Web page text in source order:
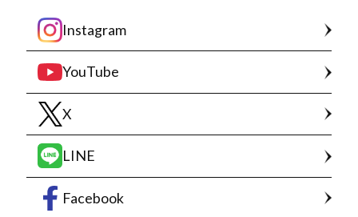
Instagram
YouTube
X
LINE
Facebook